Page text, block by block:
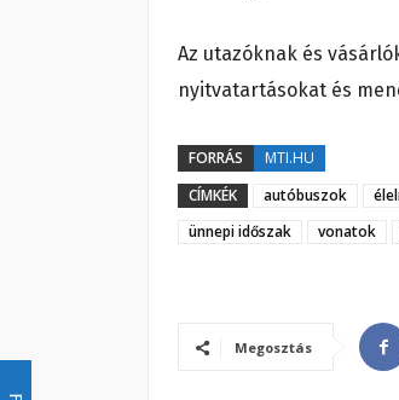
Az utazóknak és
nyitvatartásokat és
FORRÁS
MTI.HU
CÍMKÉK
autóbuszok
ünnepi időszak
vonatok
Megosztás